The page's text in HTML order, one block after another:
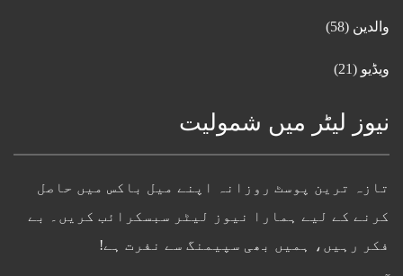
والدین (58)
ویڈیو (21)
نیوز لیٹر میں شمولیت
تازہ ترین پوسٹ روزانہ اپنے میل باکس میں حاصل
کرنے کے لیے ہمارا نیوز لیٹر سبسکرائب کریں۔ بے
فکر رہیں، ہمیں بھی سپیمنگ سے نفرت ہے!